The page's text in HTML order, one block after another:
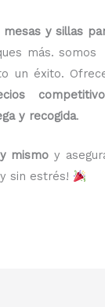
mesas y sillas
más. somos
un éxito.
y recogida.
mismo y
sin estrés!